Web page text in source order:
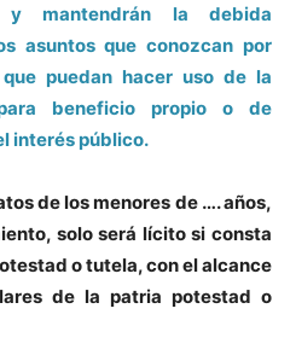
y mantendrán la debida
asuntos que conozcan por
puedan hacer uso de la
beneficio propio o de
interés público.
de los menores de …. años,
solo será lícito si consta
o tutela, con el alcance
de la patria potestad o